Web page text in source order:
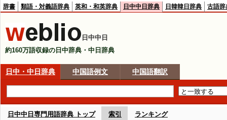
辞書 類語・対義語辞典 英和・和英辞典 日中中日辞典 日韓韓日辞典 古語辞
日中中日
約160万語収録の日中辞典・中日辞典
日中・中日辞典 中国語例文 中国語翻訳
日中中日専門用語辞典 トップ 索引 ランキング